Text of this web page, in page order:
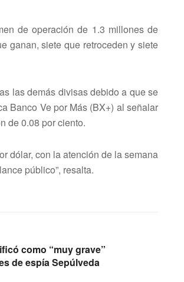
de operación de 1.3 millones de
ganan, siete que retroceden y siete
las demás divisas debido a que se
Banco Ve por Más (BX+) al señalar
de 0.08 por ciento.
dólar, con la atención de la semana
público”, resalta.
como “muy grave”
de espía Sepúlveda